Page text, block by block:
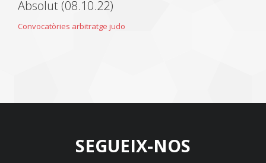
Absolut (08.10.22)
Convocatòries arbitratge judo
SEGUEIX-NOS